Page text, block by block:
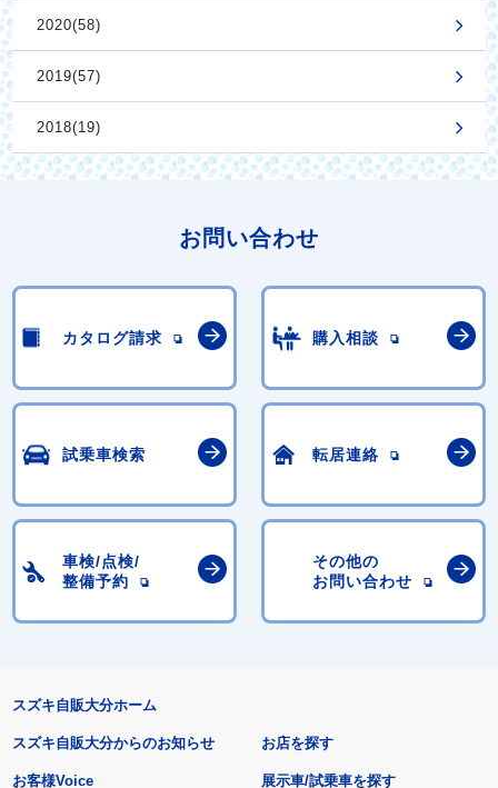
2020(58)
2019(57)
2018(19)
お問い合わせ
カタログ請求 購入相談
試乗車検索 転居連絡
車検/点検/
整備予約
その他の
お問い合わせ
スズキ自販大分ホーム
スズキ自販大分からのお知らせ
お客様Voice
お店を探す
展示車/試乗車を探す